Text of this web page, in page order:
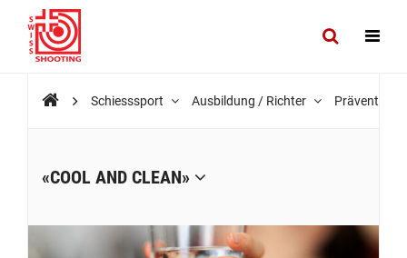
Schiesssport Ausbildung / Richter Prävention
«COOL AND CLEAN»